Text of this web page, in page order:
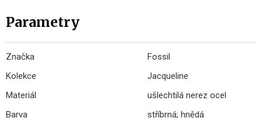
Parametry
Značka
Fossil
Kolekce
Jacqueline
Materiál
ušlechtilá nerez ocel
Barva
stříbrná; hnědá